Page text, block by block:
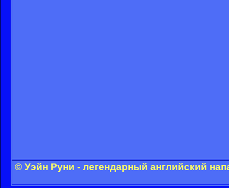
© Уэйн Руни - легендарный английский